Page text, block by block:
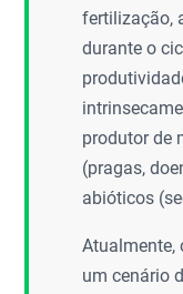
fertilização,
durante o
produtor de
(pragas,
abióticos
Atualmente,
um cenário